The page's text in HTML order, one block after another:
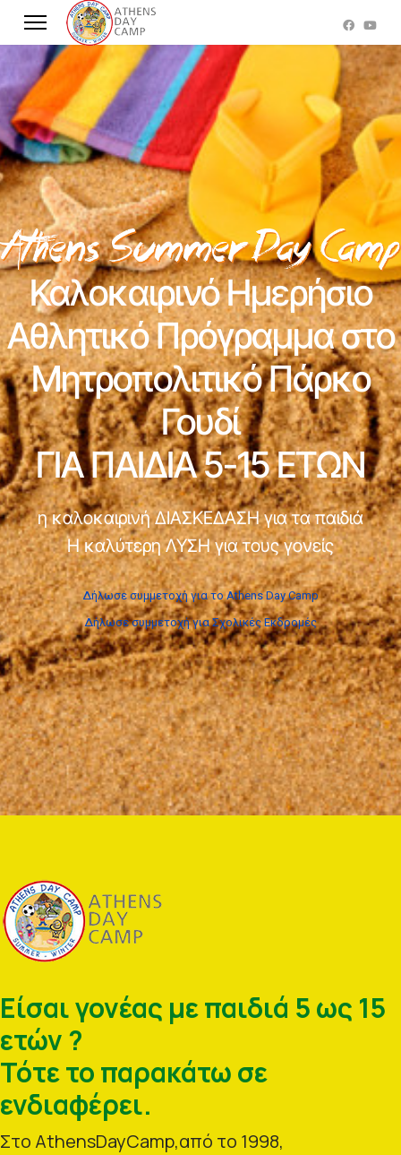
Καλοκαιρινό Ημερήσιο
Αθλητικό Πρόγραμμα στο
Μητροπολιτικό Πάρκο
Γουδί
ΓΙΑ ΠΑΙΔΙΑ 5-15 ΕΤΩΝ
η καλοκαιρινή ΔΙΑΣΚΕΔΑΣΗ για τα παιδιά
Η καλύτερη ΛΥΣΗ για τους γονείς
Δήλωσε συμμετοχή για το Athens Day Camp
Δήλωσε συμμετοχή για Σχολικές Εκδρομές
Είσαι γονέας με παιδιά 5 ως 15
ετών ?
Τότε το παρακάτω σε
ενδιαφέρει.
Στο AthensDayCamp,από το 1998,